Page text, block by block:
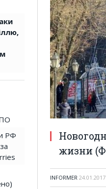
РФ
жизни
INFORMER 24.01.2017